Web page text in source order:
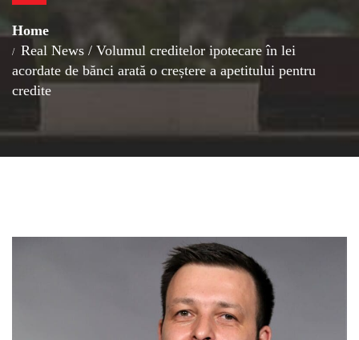
Home
Real News / Volumul creditelor ipotecare în lei
acordate de bănci arată o creștere a apetitului pentru
credite